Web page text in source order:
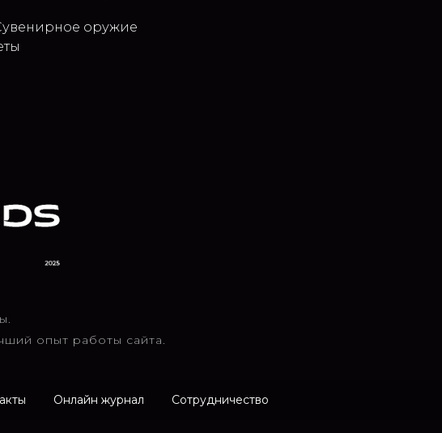
оружие
опыт работы сайта.
Онлайн журнал Сотрудничество